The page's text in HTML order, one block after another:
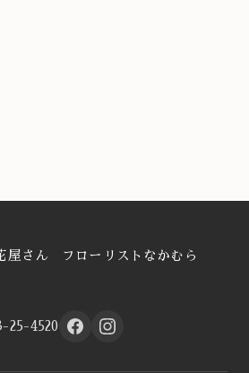
屋さん フローリストなかむら
25-4520